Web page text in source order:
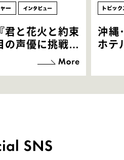
君と花火と約束
の声優に挑戦！
てもらっている
お芝居に没頭で
沖縄
ホテ